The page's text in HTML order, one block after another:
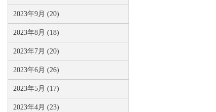
2023年9月 (20)
2023年8月 (18)
2023年7月 (20)
2023年6月 (26)
2023年5月 (17)
2023年4月 (23)